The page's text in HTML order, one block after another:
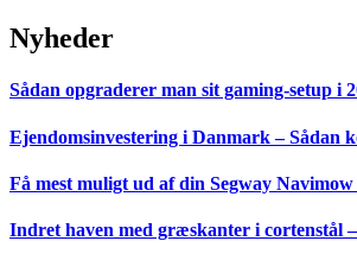
Nyheder
Sådan opgraderer man sit gaming-setup i
Ejendomsinvestering i Danmark – Sådan
Få mest muligt ud af din Segway
Indret haven med græskanter i cortenstål